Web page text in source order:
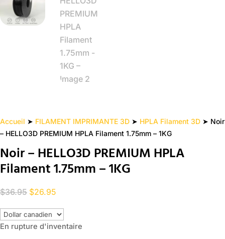
Accueil ➤ FILAMENT IMPRIMANTE 3D ➤ HPLA Filament 3D ➤ Noir
– HELLO3D PREMIUM HPLA Filament 1.75mm – 1KG
Noir – HELLO3D PREMIUM HPLA
Filament 1.75mm – 1KG
$36.95 Le
initial
était :
$26.95
actuel
est :
En rupture d'inventaire